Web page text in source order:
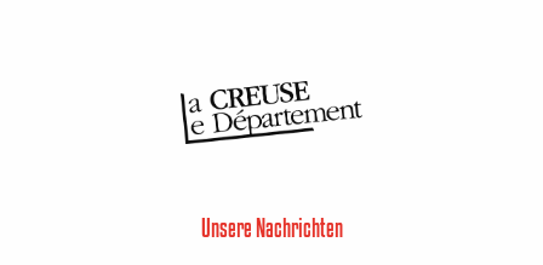
Unsere Nachrichten